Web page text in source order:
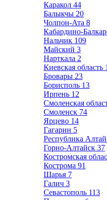
Каракол 44
Балыкчы 20
Чолпон-Ата 8
Кабардино-
Нальчик 109
Майский 3
Нарткала 2
Киевская область
Бровары 23
Борисполь 13
Ирпень 12
Смоленская
Смоленск 74
Ярцево 14
Гагарин 5
Республика Алтай
Горно-Алтайск 37
Костромская
Кострома 91
Шарья 7
Галич 3
Севастополь 113